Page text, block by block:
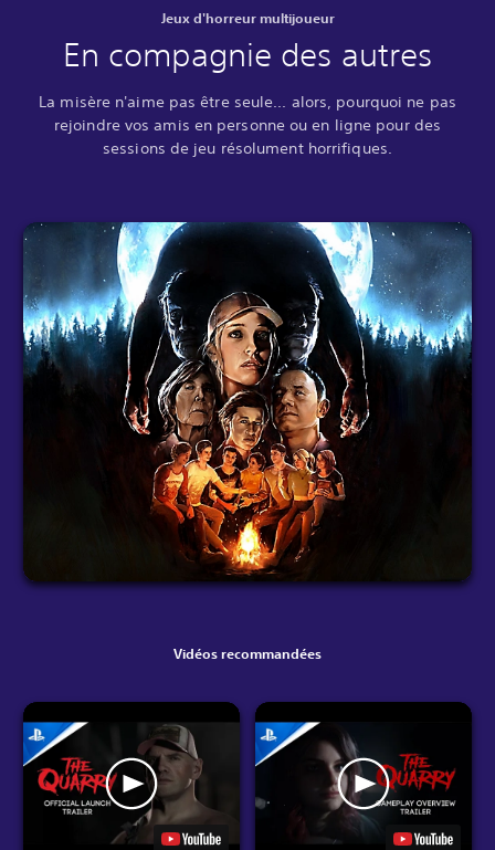
Jeux d'horreur multijoueur
En compagnie des autres
La misère n'aime pas être seule... alors, pourquoi ne pas
rejoindre vos amis en personne ou en ligne pour des
sessions de jeu résolument horrifiques.
Vidéos recommandées